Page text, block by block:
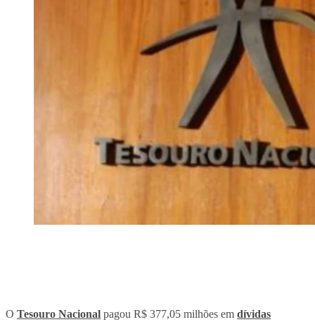
O Tesouro Nacional pagou R$ 377,05 milhões em dívidas